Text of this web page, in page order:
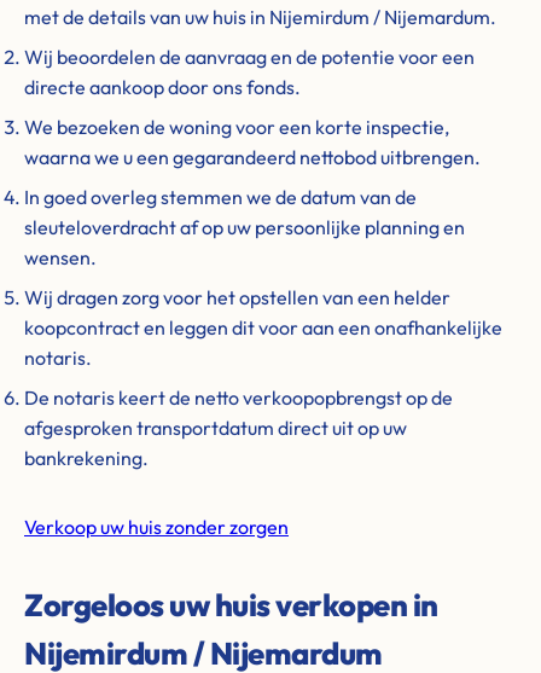
met de details van uw huis in Nijemirdum / Nijemardum.
Wij beoordelen de aanvraag en de potentie voor een
directe aankoop door ons fonds.
We bezoeken de woning voor een korte inspectie,
waarna we u een gegarandeerd nettobod uitbrengen.
In goed overleg stemmen we de datum van de
sleuteloverdracht af op uw persoonlijke planning en
wensen.
Wij dragen zorg voor het opstellen van een helder
koopcontract en leggen dit voor aan een onafhankelijke
notaris.
De notaris keert de netto verkoopopbrengst op de
afgesproken transportdatum direct uit op uw
bankrekening.
Verkoop uw huis zonder zorgen
Zorgeloos uw huis verkopen in
Nijemirdum / Nijemardum